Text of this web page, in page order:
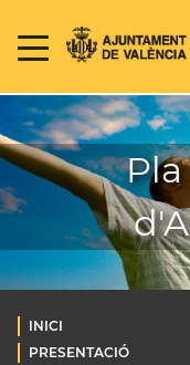
INICI
PRESENTACIÓ